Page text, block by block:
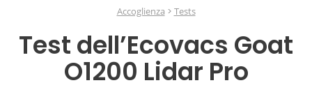
Accoglienza Tests
Test dell’Ecovacs Goat
O1200 Lidar Pro